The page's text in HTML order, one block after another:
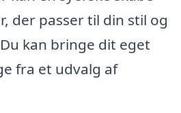
der passer til din stil og
kan bringe dit eget
fra et udvalg af